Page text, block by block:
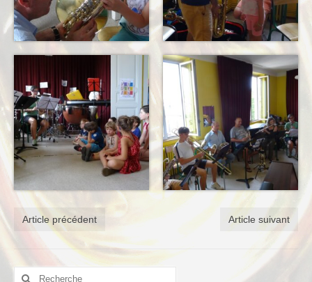
Article précédent Article suivant
Rechercher